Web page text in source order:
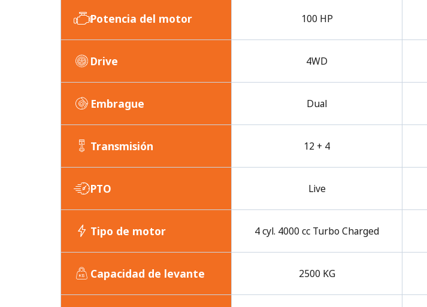
Potencia del motor 100 HP
Drive 4WD
Embrague Dual
Transmisión 12 + 4
PTO Live
Tipo de motor 4 cyl. 4000 cc Turbo Charged
Capacidad de levante 2500 KG